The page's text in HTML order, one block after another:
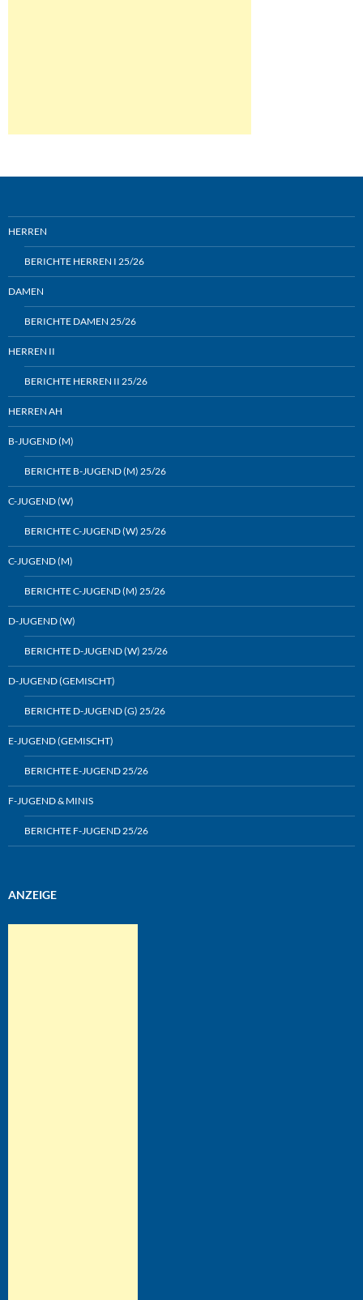
HERREN
BERICHTE HERREN I 25/26
DAMEN
BERICHTE DAMEN 25/26
HERREN II
BERICHTE HERREN II 25/26
HERREN AH
B-JUGEND (M)
BERICHTE B-JUGEND (M) 25/26
C-JUGEND (W)
BERICHTE C-JUGEND (W) 25/26
C-JUGEND (M)
BERICHTE C-JUGEND (M) 25/26
D-JUGEND (W)
BERICHTE D-JUGEND (W) 25/26
D-JUGEND (GEMISCHT)
BERICHTE D-JUGEND (G) 25/26
E-JUGEND (GEMISCHT)
BERICHTE E-JUGEND 25/26
F-JUGEND & MINIS
BERICHTE F-JUGEND 25/26
ANZEIGE